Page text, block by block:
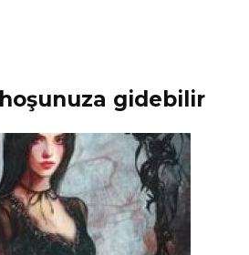
gidebilir